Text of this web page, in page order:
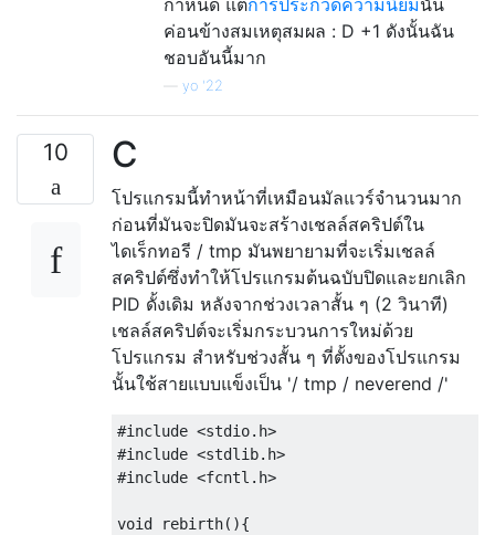
ค่อนข้างสมเหตุสมผล : D +1 ดังนั้นฉัน
ชอบอันนี้มาก
yo '22
10 C
โปรแกรมนี้ทำหน้าที่เหมือนมัลแวร์จำนวนมาก
ก่อนที่มันจะปิดมันจะสร้างเชลล์สคริปต์ใน
ไดเร็กทอรี / tmp มันพยายามที่จะเริ่มเชลล์
สคริปต์ซึ่งทำให้โปรแกรมต้นฉบับปิดและยกเลิก
PID ดั้งเดิม หลังจากช่วงเวลาสั้น ๆ (2 วินาที)
เชลล์สคริปต์จะเริ่มกระบวนการใหม่ด้วย
โปรแกรม สำหรับช่วงสั้น ๆ ที่ตั้งของโปรแกรม
นั้นใช้สายแบบแข็งเป็น '/ tmp / neverend /'
#include <stdio.h>
#include <stdlib.h>
#include <fcntl.h>
void rebirth(){